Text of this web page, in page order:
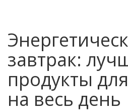
завтрак:
продукты
на весь день